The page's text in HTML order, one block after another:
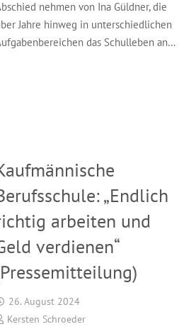
nehmen von Ina Güldner, die
Jahre hinweg in unterschiedlichen
das Schulleben an…
„Endlich
arbeiten und
verdienen“
26. August 2024
Kersten Schroeder